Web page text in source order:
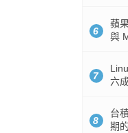
6
蘋
與
7
六
8
台
期